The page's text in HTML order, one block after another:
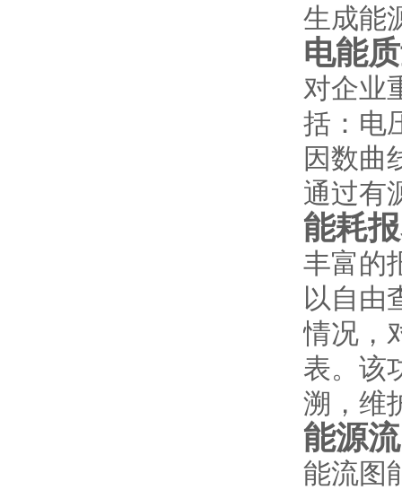
生成能
电能
对企业
括：电
因数曲
通过有
能耗
丰富的
以自由
情况，
表。该
溯，维
能源
能流图